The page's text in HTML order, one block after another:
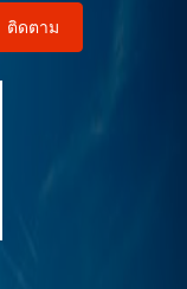
ติดตาม